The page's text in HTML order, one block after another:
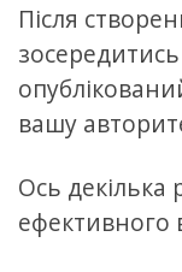
Після
вашу
Ось декілька
ефективного